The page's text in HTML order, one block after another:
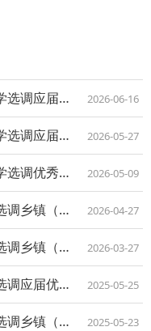
江西省2026年度从西北农林科技大学选调应届优秀大学毕业生拟录用人员补充公示公告
2026-06-16
江西省2026年度从西北农林科技大学选调应届优秀大学毕业生拟录用人员公示公告 2026-05-27
山西省2026年定向西北农林科技大学选调优秀高校毕业生拟录用人员公示 2026-05-09
江苏省2026年应届优秀大学毕业生选调乡镇（街道）职位拟录用人选公示 2026-04-27
江苏省2026年应届优秀大学毕业生选调乡镇（街道）职位入围考察分数线人员名单的公... 2026-03-27
江西省2025年从西北农林科技大学选调应届优秀大学毕业生拟录用人员公示 2025-05-25
江苏省2025年应届优秀大学毕业生选调乡镇（街道）职位入围递补人选公示 2025-05-23